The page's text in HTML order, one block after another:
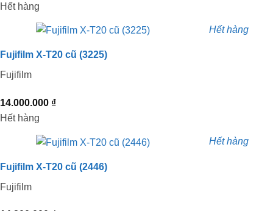
Hết hàng
Hết hàng
Fujifilm X-T20 cũ (3225)
Fujifilm
14.000.000 ₫
Hết hàng
Hết hàng
Fujifilm X-T20 cũ (2446)
Fujifilm